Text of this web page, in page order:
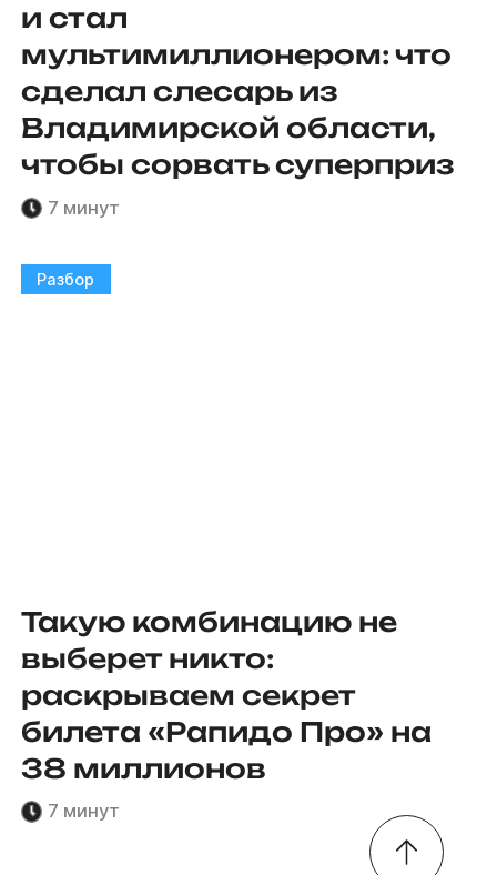
и стал
мультимиллионером: что
сделал слесарь из
Владимирской области,
чтобы сорвать суперприз
7 минут
Разбор
Такую комбинацию не
выберет никто:
раскрываем секрет
билета «Рапидо Про» на
38 миллионов
7 минут